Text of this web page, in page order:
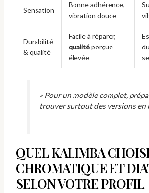
Sensation
Bonne adhérence,
vibration douce
Durabilité
& qualité
Facile à réparer,
qualitéperçue
élevée
« Pour un modèle complet,
trouver surtout des versions en
QUEL KALIMBA
CHROMATIQUE ET
SELON VOTRE PROFIL